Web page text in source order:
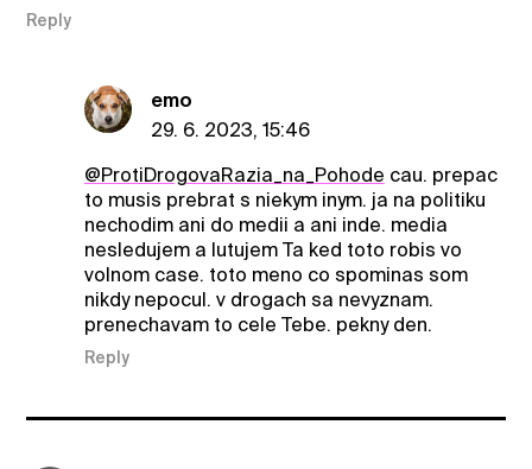
Reply
emo
29. 6. 2023, 15:46
@ProtiDrogovaRazia_na_Pohode cau. prepac
to musis prebrat s niekym inym. ja na politiku
nechodim ani do medii a ani inde. media
nesledujem a lutujem Ta ked toto robis vo
volnom case. toto meno co spominas som
nikdy nepocul. v drogach sa nevyznam.
prenechavam to cele Tebe. pekny den.
Reply